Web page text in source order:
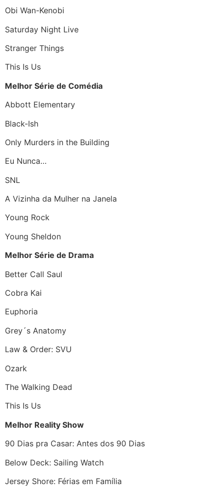
Obi Wan-Kenobi
Saturday Night Live
Stranger Things
This Is Us
Melhor Série de Comédia
Abbott Elementary
Black-Ish
Only Murders in the Building
Eu Nunca…
SNL
A Vizinha da Mulher na Janela
Young Rock
Young Sheldon
Melhor Série de Drama
Better Call Saul
Cobra Kai
Euphoria
Grey´s Anatomy
Law & Order: SVU
Ozark
The Walking Dead
This Is Us
Melhor Reality Show
90 Dias pra Casar: Antes dos 90 Dias
Below Deck: Sailing Watch
Jersey Shore: Férias em Família